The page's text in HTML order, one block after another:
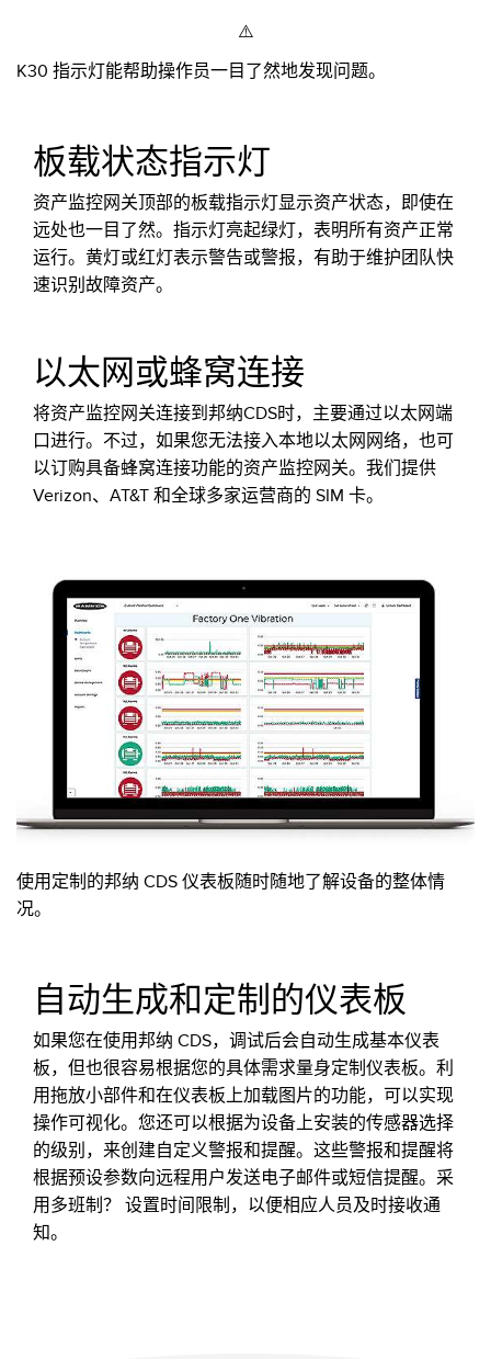
板载状态指示灯
资产监控网关顶部的板载指示灯显示资产状态，即使在
远处也一目了然。指示灯亮起绿灯，表明所有资产正常
运行。黄灯或红灯表示警告或警报，有助于维护团队快
速识别故障资产。
K30 指示灯能帮助操作员一目了然地发现问题。
以太网或蜂窝连接
将资产监控网关连接到邦纳CDS时，主要通过以太网端
口进行。不过，如果您无法接入本地以太网网络，也可
以订购具备蜂窝连接功能的资产监控网关。我们提供
Verizon、AT&T 和全球多家运营商的 SIM 卡。
使用定制的邦纳 CDS 仪表板随时随地了解设备的整体情
况。
自动生成和定制的仪表板
如果您在使用邦纳 CDS，调试后会自动生成基本仪表
板，但也很容易根据您的具体需求量身定制仪表板。利
用拖放小部件和在仪表板上加载图片的功能，可以实现
操作可视化。您还可以根据为设备上安装的传感器选择
的级别，来创建自定义警报和提醒。这些警报和提醒将
根据预设参数向远程用户发送电子邮件或短信提醒。采
用多班制？ 设置时间限制，以便相应人员及时接收通
知。